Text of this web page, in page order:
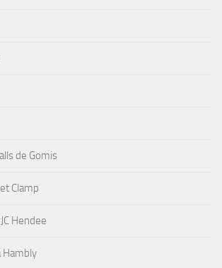
de Gomis
Clamp
Hendee
Hambly